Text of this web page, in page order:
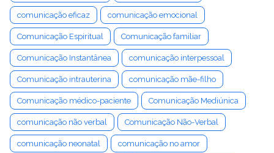
comunicação eficaz comunicação emocional
Comunicação Espiritual Comunicação familiar
Comunicação Instantânea comunicação interpessoal
Comunicação intrauterina comunicação mãe-filho
Comunicação médico-paciente Comunicação Mediúnica
comunicação não verbal Comunicação Não-Verbal
comunicação neonatal comunicação no amor